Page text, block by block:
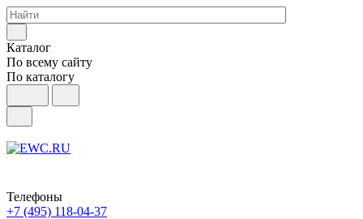
Каталог
По всему сайту
По каталогу
Телефоны
+7 (495) 118-04-37